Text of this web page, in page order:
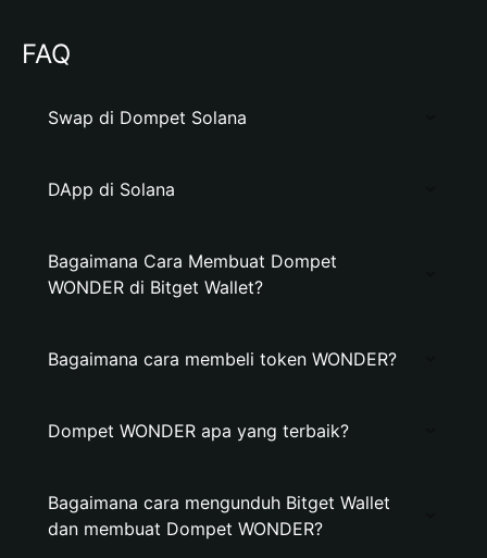
FAQ
Swap di Dompet Solana
DApp di Solana
Bagaimana Cara Membuat Dompet
WONDER di Bitget Wallet?
Bagaimana cara membeli token WONDER?
Dompet WONDER apa yang terbaik?
Bagaimana cara mengunduh Bitget Wallet
dan membuat Dompet WONDER?